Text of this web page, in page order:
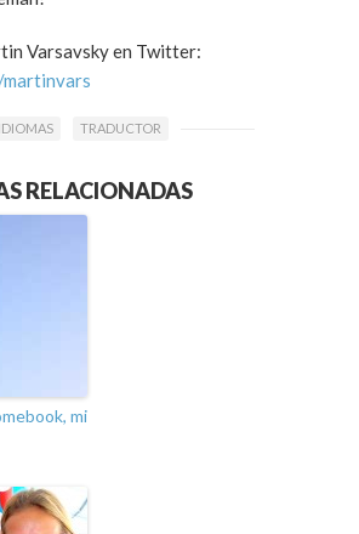
Varsavsky en Twitter:
IDIOMAS TRADUCTOR
RELACIONADAS
mi